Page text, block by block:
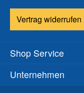
Vertrag widerrufen
Shop Service
Unternehmen